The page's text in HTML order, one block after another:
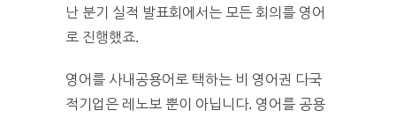
난 분기 실적 발표회에서는 모든 회의를 영어
로 진행했죠.
영어를 사내공용어로 택하는 비 영어권 다국
적기업은 레노보 뿐이 아닙니다. 영어를 공용